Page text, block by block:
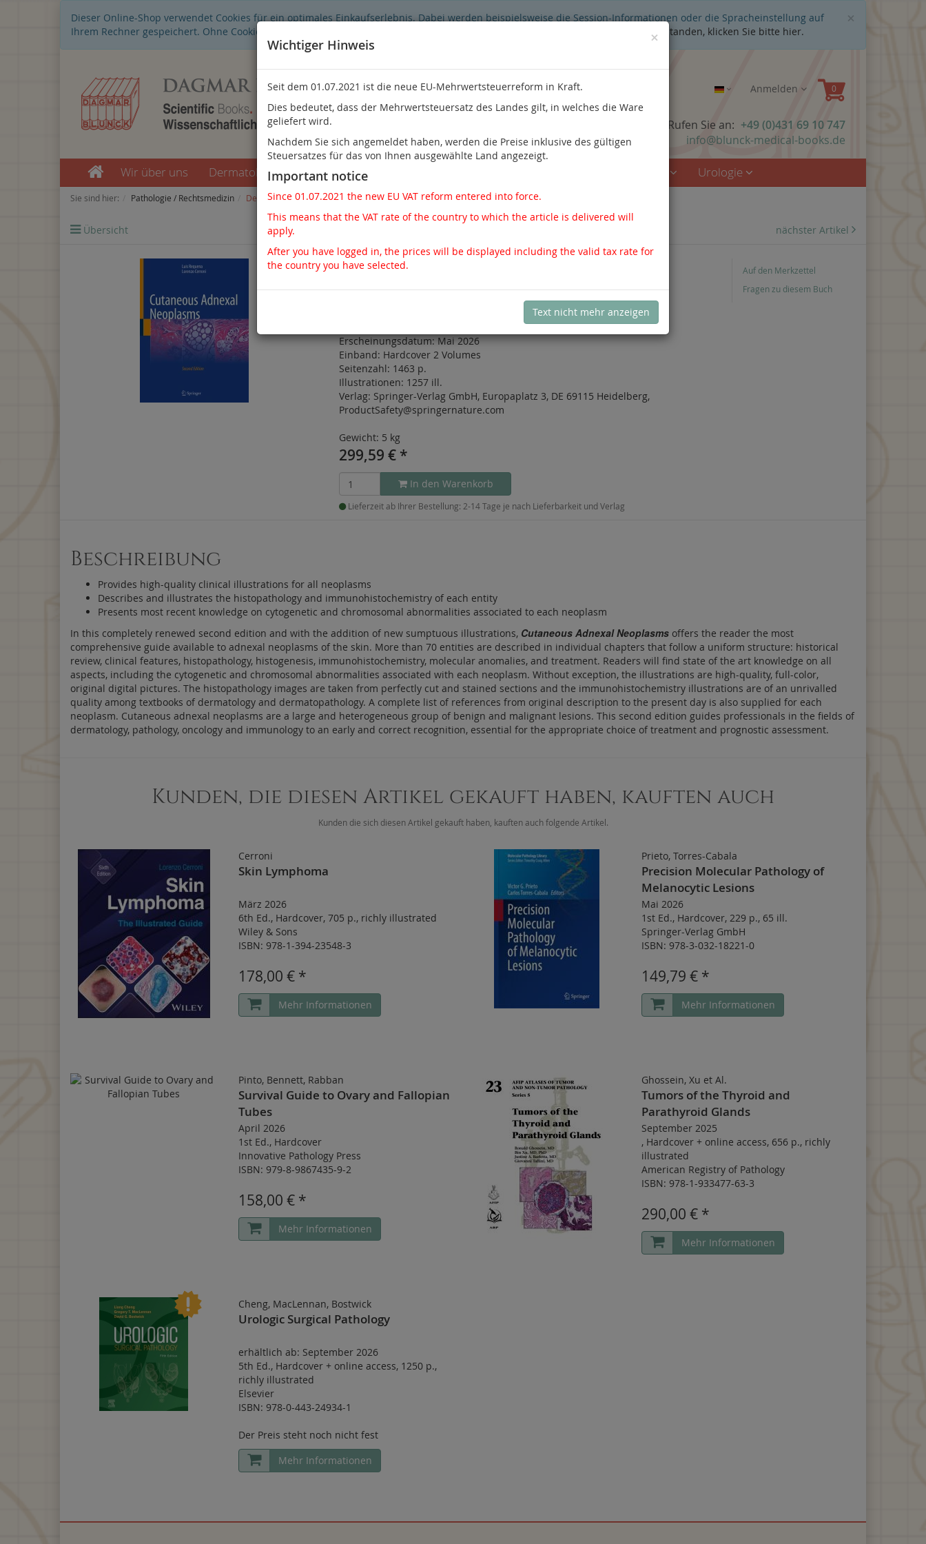
×
Dieser Online-Shop verwendet Cookies für ein optimales Einkaufserlebnis. Dabei werden beispielsweise die Session-Informationen oder die Spracheinstellung auf
Ihrem Rechner gespeichert. Ohne Cookies ist der Funktionsumfang des Online-Shops eingeschränkt.
Sind Sie damit nicht einverstanden, klicken Sie bitte hier.
Anmelden
Sie haben Fragen? Rufen Sie an: +49 (0)431 69 10 747
info@blunck-medical-books.de
Wir über uns Dermatologie Nephrologie Urologie
×
Wichtiger Hinweis
Seit dem 01.07.2021 ist die neue EU-Mehrwertsteuerreform in Kraft.
Dies bedeutet, dass der Mehrwertsteuersatz des Landes gilt, in welches die Ware
geliefert wird.
Nachdem Sie sich angemeldet haben, werden die Preise inklusive des gültigen
Steuersatzes für das von Ihnen ausgewählte Land angezeigt.
Important notice
Since 01.07.2021 the new EU VAT reform entered into force.
This means that the VAT rate of the country to which the article is delivered will
apply.
After you have logged in, the prices will be displayed including the valid tax rate for
the country you have selected.
Text nicht mehr anzeigen
Sie sind hier: Pathologie / Rechtsmedizin Dermatopathologie
Übersicht Artikel zurück nächster Artikel
Requena, Sangueza
Cutaneous Adnexal Neoplasms
Erscheinungsdatum:Mai 2026
Einband: Hardcover 2 Volumes
Seitenzahl: 1463 p.
Illustrationen: 1257 ill.
Verlag: Springer-Verlag GmbH, Europaplatz 3, DE 69115 Heidelberg,
ProductSafety@springernature.com
Gewicht: 5 kg
299,59 € *
In den Warenkorb
Lieferzeit ab Ihrer Bestellung: 2-14 Tage je nach Lieferbarkeit und Verlag
Auf den Merkzettel
Fragen zu diesem Buch
Beschreibung
Provides high-quality clinical illustrations for all neoplasms
Describes and illustrates the histopathology and immunohistochemistry of each entity
Presents most recent knowledge on cytogenetic and chromosomal abnormalities associated to each neoplasm
In this completely renewed second edition and with the addition of new sumptuous illustrations, Cutaneous Adnexal Neoplasms offers the reader the most
comprehensive guide available to adnexal neoplasms of the skin. More than 70 entities are described in individual chapters that follow a uniform structure: historical
review, clinical features, histopathology, histogenesis, immunohistochemistry, molecular anomalies, and treatment. Readers will find state of the art knowledge on all
aspects, including the cytogenetic and chromosomal abnormalities associated with each neoplasm. Without exception, the illustrations are high-quality, full-color,
original digital pictures. The histopathology images are taken from perfectly cut and stained sections and the immunohistochemistry illustrations are of an unrivalled
quality among textbooks of dermatology and dermatopathology. A complete list of references from original description to the present day is also supplied for each
neoplasm. Cutaneous adnexal neoplasms are a large and heterogeneous group of benign and malignant lesions. This second edition guides professionals in the fields of
dermatology, pathology, oncology and immunology to an early and correct recognition, essential for the appropriate choice of treatment and prognostic assessment.
Kunden, die diesen Artikel gekauft haben, kauften auch
Kunden die sich diesen Artikel gekauft haben, kauften auch folgende Artikel.
Cerroni
Skin Lymphoma
März 2026
6th Ed., Hardcover, 705 p., richly illustrated
Wiley & Sons
ISBN: 978-1-394-23548-3
178,00 € *
Mehr Informationen
Prieto, Torres-Cabala
Precision Molecular Pathology of
Melanocytic Lesions
Mai 2026
1st Ed., Hardcover, 229 p., 65 ill.
Springer-Verlag GmbH
ISBN: 978-3-032-18221-0
149,79 € *
Mehr Informationen
Pinto, Bennett, Rabban
Survival Guide to Ovary and Fallopian
Tubes
April 2026
1st Ed., Hardcover
Innovative Pathology Press
ISBN: 979-8-9867435-9-2
158,00 € *
Mehr Informationen
Ghossein, Xu et Al.
Tumors of the Thyroid and
Parathyroid Glands
September 2025
, Hardcover+ online access, 656 p., richly
illustrated
American Registry of Pathology
ISBN: 978-1-933477-63-3
290,00 € *
Mehr Informationen
Cheng, MacLennan, Bostwick
Urologic Surgical Pathology
erhältlich ab: September 2026
5th Ed., Hardcover+ online access, 1250 p.,
richly illustrated
Elsevier
ISBN: 978-0-443-24934-1
Der Preis steht noch nicht fest
Mehr Informationen